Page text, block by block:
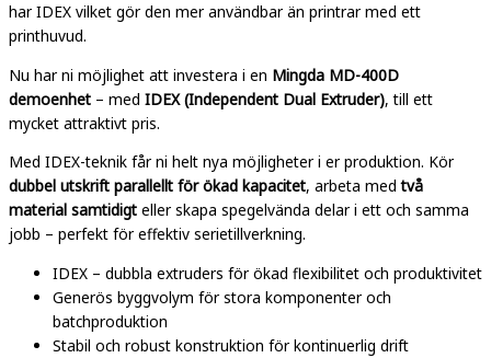
har IDEX vilket gör den mer användbar än printrar med ett
printhuvud.
Nu har ni möjlighet att investera i en Mingda MD-400D
demoenhet – med IDEX (Independent Dual Extruder), till ett
mycket attraktivt pris.
Med IDEX-teknik får ni helt nya möjligheter i er produktion. Kör
dubbel utskrift parallellt för ökad kapacitet, arbeta medtvå
material samtidigt eller skapa spegelvända delar i ett och samma
jobb – perfekt för effektiv serietillverkning.
IDEX – dubbla extruders för ökad flexibilitet och produktivitet
Generös byggvolym för stora komponenter och
batchproduktion
Stabil och robust konstruktion för kontinuerlig drift